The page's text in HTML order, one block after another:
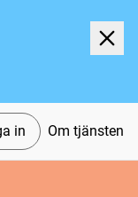
in Om tjänsten